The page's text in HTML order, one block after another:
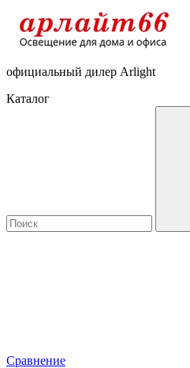
официальный дилер Arlight
Каталог
Сравнение